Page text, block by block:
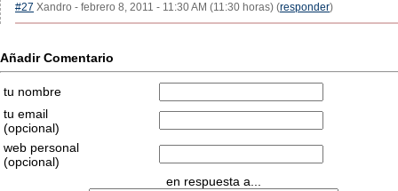
#27 Xandro - febrero 8, 2011 - 11:30 AM (11:30 horas) (responder)
Añadir Comentario
tu nombre
tu email
(opcional)
web personal
(opcional)
en respuesta a...